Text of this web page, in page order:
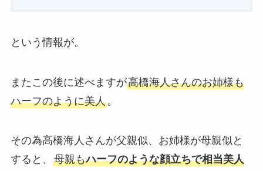
という情報が。
またこの後に述べますが高橋海人さんのお姉様も
ハーフのように美人。
その為高橋海人さんが父親似、お姉様が母親似と
すると、 母親もハーフのような顔立ちで相当美人